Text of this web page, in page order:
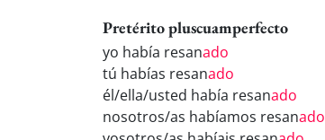
Pretérito pluscuamperfecto
yo había resanado
tú habías resanado
él/ella/usted había resanado
nosotros/as habíamos resanado